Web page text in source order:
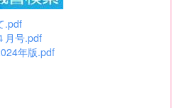
.pdf
月号.pdf
年版.pdf